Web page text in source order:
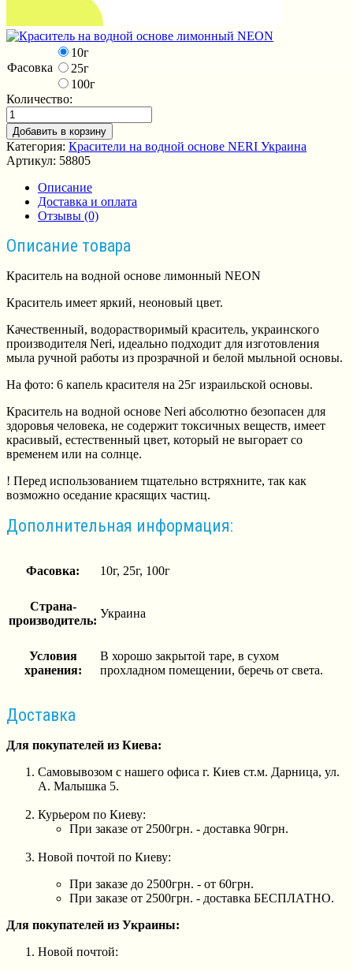
Фасовка
10г
25г
100г
Количество:
Добавить в корзину
Категория: Красители на водной основе NERI Украина
Артикул: 58805
Описание
Доставка и оплата
Отзывы (0)
Описание товара
Краситель на водной основе лимонный NEON
Краситель имеет яркий, неоновый цвет.
Качественный, водорастворимый краситель, украинского
производителя Neri, идеально подходит для изготовления
мыла ручной работы из прозрачной и белой мыльной основы.
На фото: 6 капель красителя на 25г израильской основы.
Краситель на водной основе Neri абсолютно безопасен для
здоровья человека, не содержит токсичных веществ, имеет
красивый, естественный цвет, который не выгорает со
временем или на солнце.
! Перед использованием тщательно встряхните, так как
возможно оседание красящих частиц.
Дополнительная информация:
Фасовка: 10г, 25г, 100г
Страна-
производитель:
Украина
Условия
хранения:
В хорошо закрытой таре, в сухом
прохладном помещении, беречь от света.
Доставка
Для покупателей из Киева:
Самовывозом с нашего офиса г. Киев ст.м. Дарница, ул.
А. Малышка 5.
Курьером по Киеву:
При заказе от 2500грн. - доставка 90грн.
Новой почтой по Киеву:
При заказе до 2500грн. - от 60грн.
При заказе от 2500грн. - доставка БЕСПЛАТНО.
Для покупателей из Украины:
Новой почтой: